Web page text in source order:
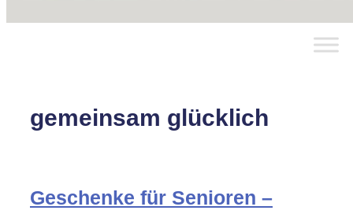
gemeinsam glücklich
Geschenke für Senioren –